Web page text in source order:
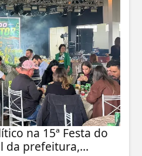
na 15ª Festa do
da prefeitura,...